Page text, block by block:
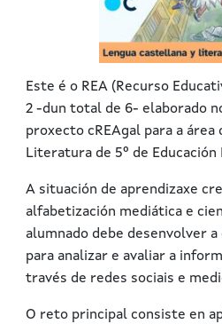
Este é o REA (Recurso
2 -dun total de 6- elaborado
proxecto cREAgal para a área
Literatura de 5º de Educación
A situación de aprendizaxe
alfabetización mediática e
alumnado debe desenvolver
para analizar e avaliar a
través de redes sociais e
O reto principal consiste en